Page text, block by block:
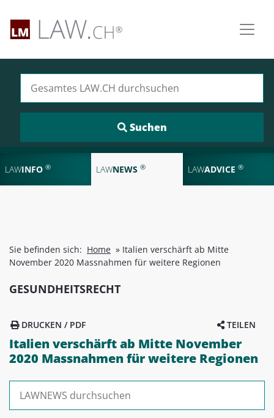
LAWINFO ® LAWNEWS ® LAWADVICE ®
Sie befinden sich: Home » Italien verschärft ab Mitte
November 2020 Massnahmen für weitere Regionen
GESUNDHEITSRECHT
TEILEN
DRUCKEN / PDF
Italien verschärft ab Mitte November
2020 Massnahmen für weitere Regionen